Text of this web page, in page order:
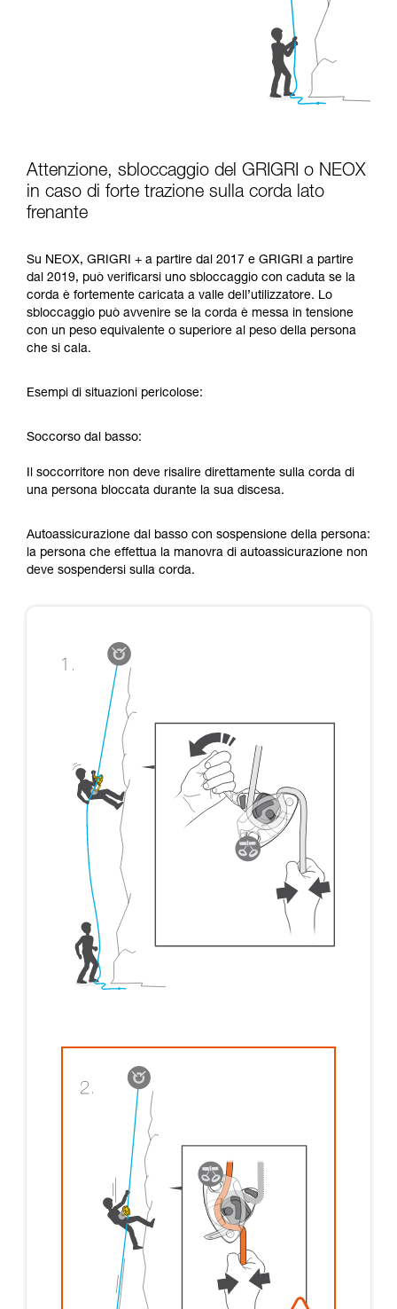
Attenzione, sbloccaggio del GRIGRI o NEOX
in caso di forte trazione sulla corda lato
frenante
Su NEOX, GRIGRI + a partire dal 2017 e GRIGRI a partire
dal 2019, può verificarsi uno sbloccaggio con caduta se la
corda è fortemente caricata a valle dell’utilizzatore. Lo
sbloccaggio può avvenire se la corda è messa in tensione
con un peso equivalente o superiore al peso della persona
che si cala.
Esempi di situazioni pericolose:
Soccorso dal basso:
Il soccorritore non deve risalire direttamente sulla corda di
una persona bloccata durante la sua discesa.
Autoassicurazione dal basso con sospensione della persona:
la persona che effettua la manovra di autoassicurazione non
deve sospendersi sulla corda.